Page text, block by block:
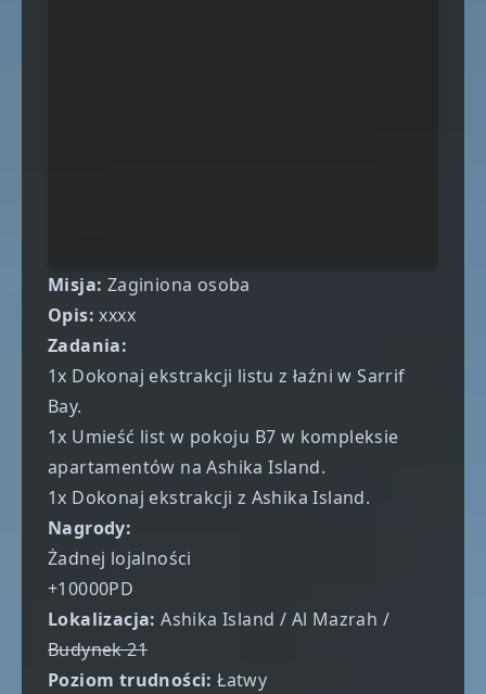
Misja: Zaginiona osoba
Opis:xxxx
Zadania:
1x Dokonaj ekstrakcji listu z łaźni w Sarrif
Bay.
1x Umieść list w pokoju B7 w kompleksie
apartamentów na Ashika Island.
1x Dokonaj ekstrakcji z Ashika Island.
Nagrody:
Żadnej lojalności
+10000PD
Lokalizacja:Ashika Island / Al Mazrah /
Budynek 21
Poziom trudności:Łatwy